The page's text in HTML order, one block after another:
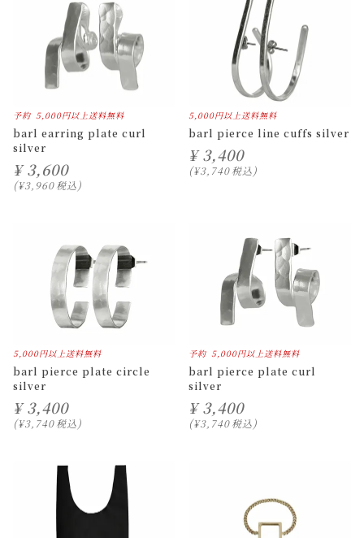
予約 5,000円以上送料無料
barl earring plate curl
silver
¥ 3,600
¥3,960税込
5,000円以上送料無料
barl pierce line cuffs silver
¥ 3,400
¥3,740税込
5,000円以上送料無料
barl pierce plate circle
silver
¥ 3,400
¥3,740税込
予約 5,000円以上送料無料
barl pierce plate curl
silver
¥ 3,400
¥3,740税込